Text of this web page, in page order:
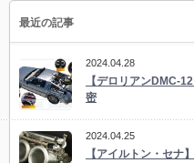
最近の記事
2024.04.28
【デロリアンDMC-
密
2024.04.25
【アイルトン・セナ